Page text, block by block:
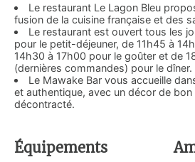
Le restaurant Le Lagon Bleu
fusion de la cuisine française et des
Le restaurant est ouvert tous les
pour le petit-déjeuner, de 11h45 à
14h30 à 17h00 pour le goûter et de
(dernières commandes) pour le dîner.
Le Mawake Bar vous accueille
et authentique, avec un décor de
décontracté.
Équipements